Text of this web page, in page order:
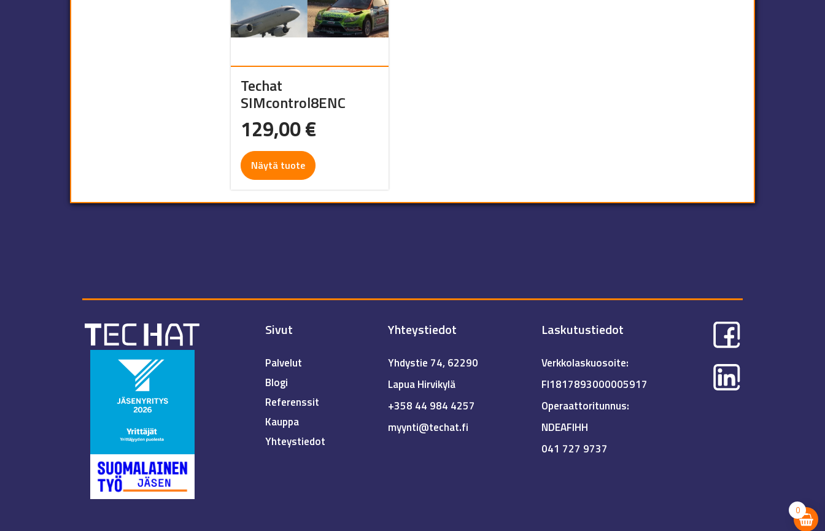
Techat
SIMcontrol8ENC
129,00€
Näytä tuote
Sivut
Palvelut
Blogi
Referenssit
Kauppa
Yhteystiedot
Yhteystiedot
Yhdystie 74, 62290
Lapua Hirvikylä
+358 44 984 4257
myynti@techat.fi
Laskutustiedot
Verkkolaskuosoite:
FI1817893000005917
Operaattoritunnus:
NDEAFIHH
041 727 9737
0